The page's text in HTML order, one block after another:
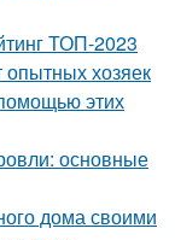
ТОП-2023
хозяек
этих
основные
дома своими